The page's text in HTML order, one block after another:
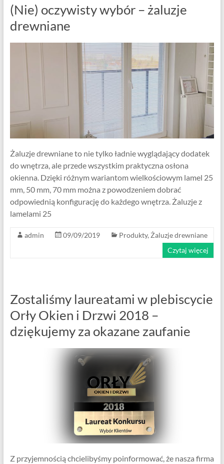
(Nie) oczywisty wybór – żaluzje
drewniane
Żaluzje drewniane to nie tylko ładnie wyglądający dodatek
do wnętrza, ale przede wszystkim praktyczna osłona
okienna. Dzięki różnym wariantom wielkościowym lamel 25
mm, 50 mm, 70 mm można z powodzeniem dobrać
odpowiednią konfigurację do każdego wnętrza. Żaluzje z
lamelami 25
admin 09/09/2019 Produkty, Żaluzje drewniane
Czytaj więcej
Zostaliśmy laureatami w plebiscycie
Orły Okien i Drzwi 2018 –
dziękujemy za okazane zaufanie
Z przyjemnością chcielibyśmy poinformować, że nasza firma